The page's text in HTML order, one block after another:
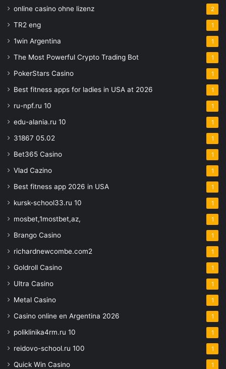
online casino ohne lizenz 2
TR2 eng 1
1win Argentina 1
The Most Powerful Crypto Trading Bot 1
PokerStars Casino 1
Best fitness apps for ladies in USA at 2026 1
ru-npf.ru 10 1
edu-alania.ru 10 1
31867 05.02 1
Bet365 Casino 1
Vlad Cazino 1
Best fitness app 2026 in USA 1
kursk-school33.ru 10 1
mosbet,1mostbet,az, 1
Brango Casino 1
richardnewcombe.com2 1
Goldroll Casino 1
Ultra Casino 1
Metal Casino 1
Casino online en Argentina 2026 1
poliklinika4rm.ru 10 1
reidovo-school.ru 100 1
Quick Win Casino 1